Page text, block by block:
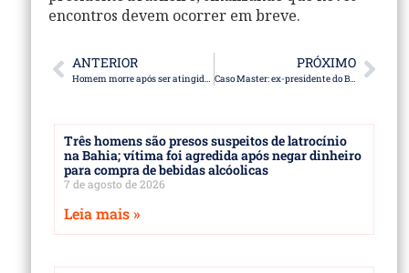
encontros devem ocorrer em breve.
ANTERIOR
Homem morre após ser atingido por galhos de árvores durante poda na Bahia
PRÓXIMO
Caso Master: ex-presidente do BRB é transferido para a Papudinha
Três homens são presos suspeitos de latrocínio
na Bahia; vítima foi agredida após negar dinheiro
para compra de bebidas alcóolicas
7 de agosto de 2026
Leia mais »